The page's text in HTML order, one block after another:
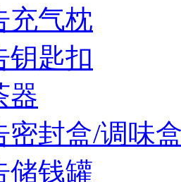
充气枕
钥匙扣
器
密封盒/调味
储钱罐